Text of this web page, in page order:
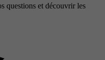
questions et découvrir les